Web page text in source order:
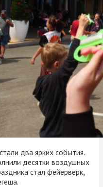
два ярких события.
десятки воздушных
стал фейерверк,